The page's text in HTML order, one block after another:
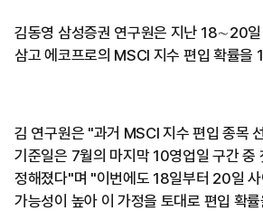
김동영 삼성증권 연구원은 지난 18∼20
삼고 에코프로의 MSCI 지수 편입 확률을
김 연구원은 "과거 MSCI 지수 편입 종목
기준일은 7월의 마지막 10영업일 구간 중
정해졌다"며 "이번에도 18일부터 20일 사
가능성이 높아 이 가정을 토대로 편입 확